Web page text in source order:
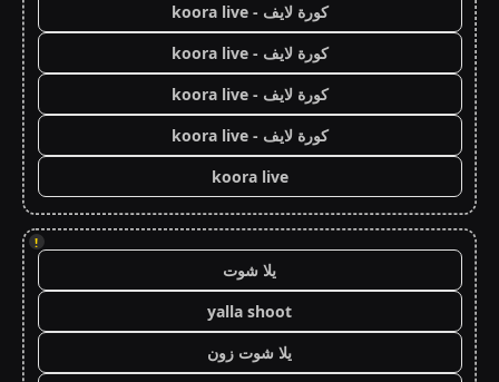
كورة لايف - koora live
كورة لايف - koora live
كورة لايف - koora live
كورة لايف - koora live
koora live
!
يلا شوت
yalla shoot
يلا شوت زون